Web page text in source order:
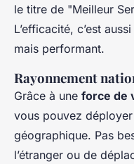
le titre de "Meilleur
L’efficacité, c’est
mais performant.
Rayonnement
Grâce à une force de
vous pouvez
géographique. Pas
l’étranger ou de